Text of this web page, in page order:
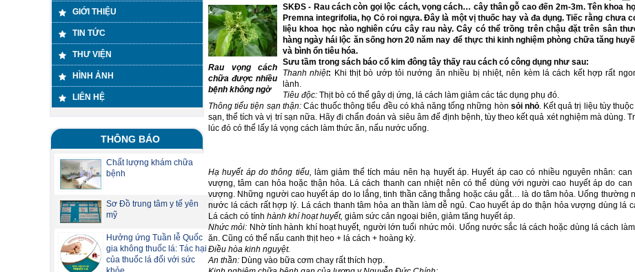
GIỚI THIỆU
TIN TỨC
THƯ VIỆN
HÌNH ẢNH
LIÊN HỆ
THÔNG BÁO
Chất lượng khám chữa
bệnh
Sơ Đồ trung tâm y tế yên
mỹ
Hưởng ứng Tuần lễ Quốc
gia không thuốc lá: Tác hại
của thuốc lá đối với sức
Rau vọng cách
chữa được nhiều
bệnh không ngờ
SKĐS - Rau cách còn gọi lộc cách, vọng cách… cây thân gỗ cao đến 2m-3m. Tên khoa
Premna integrifolia, họ Cỏ roi ngựa. Đây là một vị thuốc hay và đa dụng. Tiếc rằng chưa
liệu khoa học nào nghiên cứu cây rau này. Cây có thể trồng trên chậu đặt trên sân
hàng ngày hái lộc ăn sống hơn 20 năm nay để thực thi kinh nghiệm phòng chữa tăng
và bình ổn tiêu hóa.
Sưu tầm trong sách báo cổ kim đông tây thấy rau cách có công dụng như sau:
Thanh nhiệt: Khi thịt bò ướp tỏi nướng ăn nhiều bị nhiệt, nên kèm lá cách kết hợp rất
lành.
Tiêu độc: Thịt bò có thể gây dị ứng, lá cách làm giảm các tác dụng phụ đó.
Thông tiểu tiện sạn thận:Các thuốc thông tiểu đều có khả năng tống những hòn sỏi nhỏ. Kết quả trị liệu tùy
sạn, thể tích và vị trí sạn nữa. Hãy đi chẩn đoán và siêu âm để định bệnh, tùy theo kết quả xét nghiệm mà dùng.
lúc đó có thể lấy lá vọng cách làm thức ăn, nấu nước uống.
Hạ huyết áp do thông tiểu, làm giảm thể tích máu nên hạ huyết áp. Huyết áp cao có nhiều nguyên nhân: can
vượng, tâm can hỏa hoặc thận hỏa. Lá cách thanh can nhiệt nên có thể dùng với người cao huyết áp do can
vượng. Những người cao huyết áp do lo lắng, tinh thần căng thẳng hoặc cáu gắt… là do tâm hỏa. Uống thường
nước lá cách rất hợp lý. Lá cách thanh tâm hỏa an thần làm dễ ngủ. Cao huyết áp do thận hỏa vượng dùng lá
Lá cách có tính hành khí hoạt huyết, giảm sức cản ngoại biên, giảm tăng huyết áp.
Nhức mỏi: Nhờ tính hành khí hoạt huyết, người lớn tuổi nhức mỏi. Uống nước sắc lá cách hoặc dùng lá cách
ăn. Cũng có thể nấu canh thịt heo + lá cách + hoàng kỳ.
Điều hòa kinh nguyệt.
An thần: Dùng vào bữa cơm chay rất thích hợp.